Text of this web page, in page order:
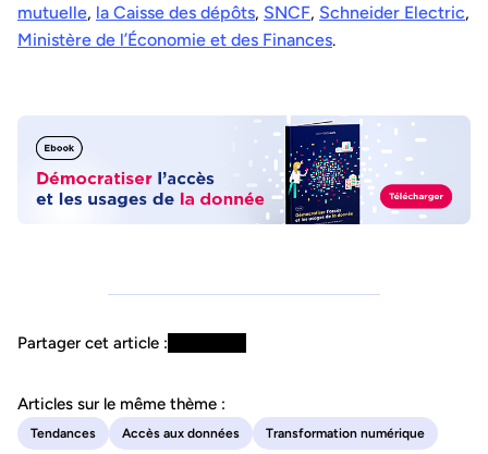
mutuelle, la Caisse des dépôts, SNCF, Schneider Electric,
Ministère de l’Économie et des Finances.
Partager cet article :
Articles sur le même thème :
Tendances Accès aux données Transformation numérique